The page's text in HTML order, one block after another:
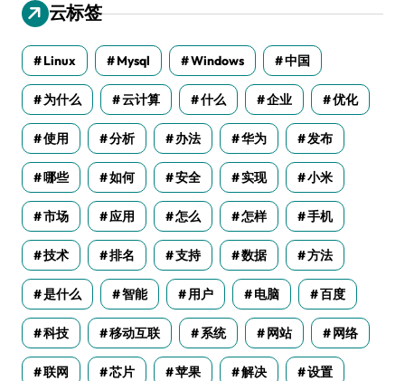
云标签
Linux Mysql Windows 中国
为什么 云计算 什么 企业 优化
使用 分析 办法 华为 发布
哪些 如何 安全 实现 小米
市场 应用 怎么 怎样 手机
技术 排名 支持 数据 方法
是什么 智能 用户 电脑 百度
科技 移动互联 系统 网站 网络
联网 芯片 苹果 解决 设置